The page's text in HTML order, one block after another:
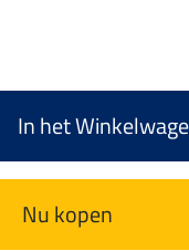
In het
Nu kopen